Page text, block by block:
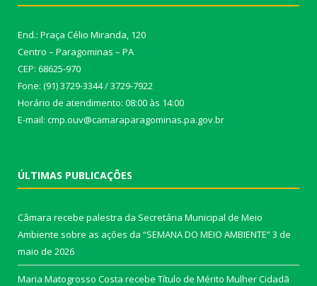
End.: Praça Célio Miranda, 120
Centro – Paragominas – PA
CEP: 68625-970
Fone: (91) 3729-3344 / 3729-7922
Horário de atendimento: 08:00 às 14:00
E-mail: cmp.ouv@camaraparagominas.pa.gov.br
ÚLTIMAS PUBLICAÇÕES
Câmara recebe palestra da Secretária Municipal de Meio
Ambiente sobre as ações da “SEMANA DO MEIO AMBIENTE”3 de
maio de 2026
Maria Matogrosso Costa recebe Título de Mérito Mulher Cidadã